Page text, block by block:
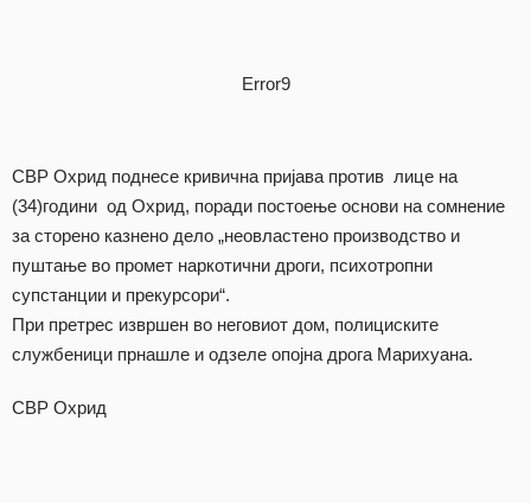
Error9
СВР Охрид поднесе кривична пријава против лице на
(34)години од Охрид, поради постоење основи на сомнение
за сторено казнено дело „неовластено производство и
пуштање во промет наркотични дроги, психотропни
супстанции и прекурсори“.
При претрес извршен во неговиот дом, полициските
службеници прнашле и одзеле опојна дрога Марихуана.
СВР Охрид